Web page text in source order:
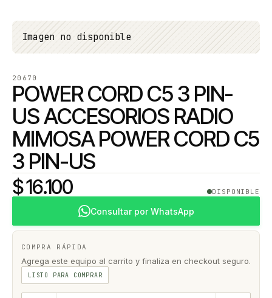
Imagen no disponible
20670
POWER CORD C5 3 PIN-
US ACCESORIOS RADIO
MIMOSA POWER CORD C5
3 PIN-US
$ 16.100 DISPONIBLE
Consultar por WhatsApp
COMPRA RÁPIDA
Agrega este equipo al carrito y finaliza en checkout seguro.
LISTO PARA COMPRAR